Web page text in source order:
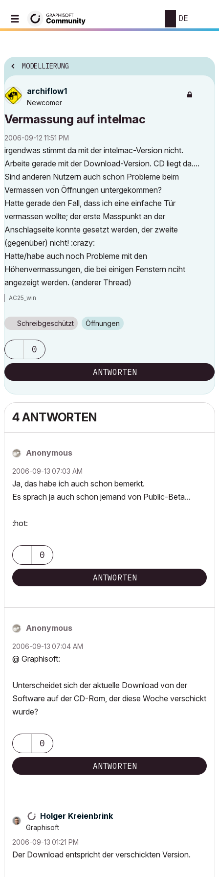
DE
MODELLIERUNG
archiflow1
Newcomer
Vermassung auf intelmac
‎2006-09-12 11:51 PM
irgendwas stimmt da mit der intelmac-Version nicht.
Arbeite gerade mit der Download-Version. CD liegt da....
Sind anderen Nutzern auch schon Probleme beim
Vermassen von Öffnungen untergekommen?
Hatte gerade den Fall, dass ich eine einfache Tür
vermassen wollte; der erste Masspunkt an der
Anschlagseite konnte gesetzt werden, der zweite
(gegenüber) nicht! :crazy:
Hatte/habe auch noch Probleme mit den
Höhenvermassungen, die bei einigen Fenstern nciht
angezeigt werden. (anderer Thread)
AC25_win
Schreibgeschützt Öffnungen
0
ANTWORTEN
4 ANTWORTEN
Anonymous
‎2006-09-13 07:03 AM
Ja, das habe ich auch schon bemerkt.
Es sprach ja auch schon jemand von Public-Beta...
:hot:
0
ANTWORTEN
Anonymous
‎2006-09-13 07:04 AM
@ Graphisoft:
Unterscheidet sich der aktuelle Download von der
Software auf der CD-Rom, der diese Woche verschickt
wurde?
0
ANTWORTEN
Holger Kreienbrink
Graphisoft
‎2006-09-13 01:21 PM
Der Download entspricht der verschickten Version.